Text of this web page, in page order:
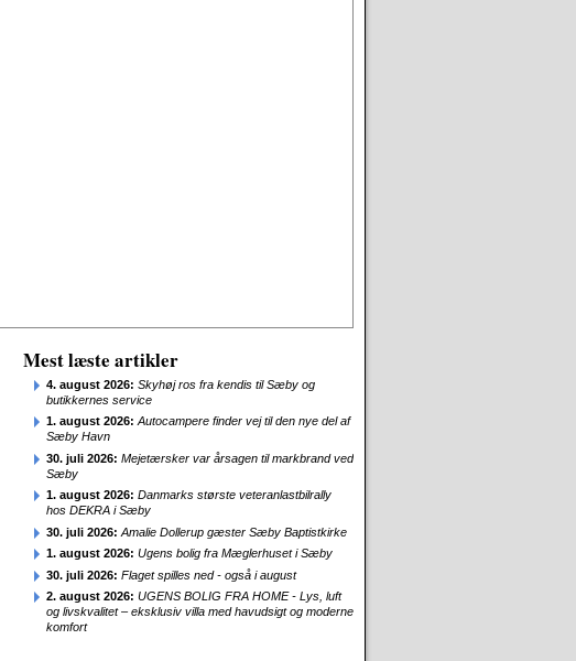
Mest læste artikler
4. august 2026: Skyhøj ros fra kendis til Sæby og
butikkernes service
1. august 2026: Autocampere finder vej til den nye del af
Sæby Havn
30. juli 2026: Mejetærsker var årsagen til markbrand ved
Sæby
1. august 2026: Danmarks største veteranlastbilrally
hos DEKRA i Sæby
30. juli 2026: Amalie Dollerup gæster Sæby Baptistkirke
1. august 2026: Ugens bolig fra Mæglerhuset i Sæby
30. juli 2026: Flaget spilles ned - også i august
2. august 2026: UGENS BOLIG FRA HOME - Lys, luft
og livskvalitet – eksklusiv villa med havudsigt og moderne
komfort